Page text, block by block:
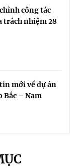
công tác
trách nhiệm 28
mới về dự án
Bắc – Nam